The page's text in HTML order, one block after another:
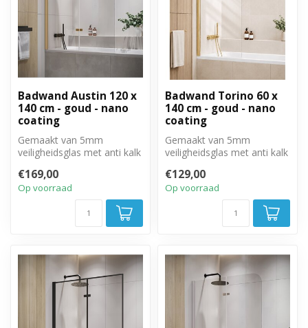
Badwand Austin 120 x
140 cm - goud - nano
coating
Gemaakt van 5mm
veiligheidsglas met anti kalk
te draai...
€169,00
Op voorraad
Badwand Torino 60 x
140 cm - goud - nano
coating
Gemaakt van 5mm
veiligheidsglas met anti kalk
te draai...
€129,00
Op voorraad